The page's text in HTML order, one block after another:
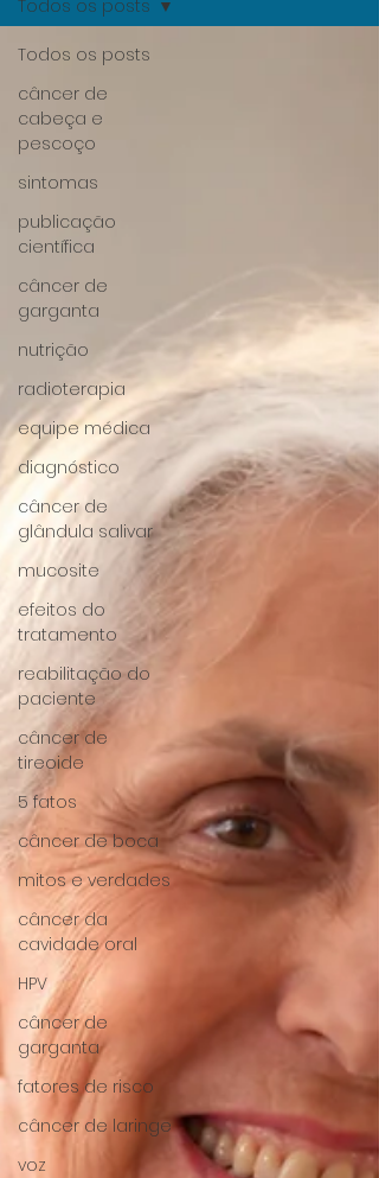
Todos os posts
câncer de
cabeça e
pescoço
sintomas
publicação
científica
câncer de
garganta
nutrição
radioterapia
equipe médica
diagnóstico
câncer de
glândula salivar
mucosite
efeitos do
tratamento
reabilitação do
paciente
câncer de
tireoide
5 fatos
câncer de boca
mitos e verdades
câncer da
cavidade oral
HPV
câncer de
garganta
fatores de risco
câncer de laringe
voz
Todos os posts